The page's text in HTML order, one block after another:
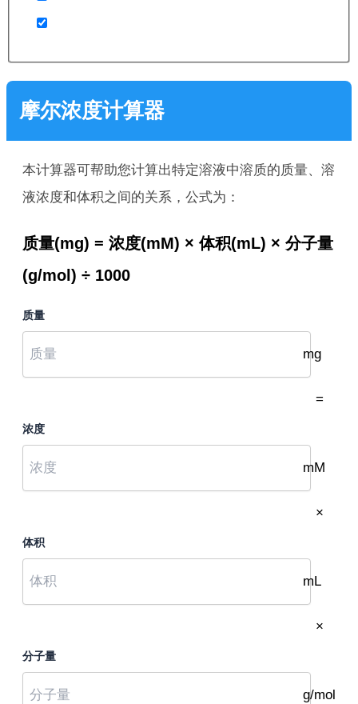
摩尔浓度计算器
本计算器可帮助您计算出特定溶液中溶质的质量、溶
液浓度和体积之间的关系，公式为：
质量(mg) = 浓度(mM) × 体积(mL) × 分子量
(g/mol) ÷ 1000
质量
mg
=
浓度
mM
×
体积
mL
×
分子量
g/mol